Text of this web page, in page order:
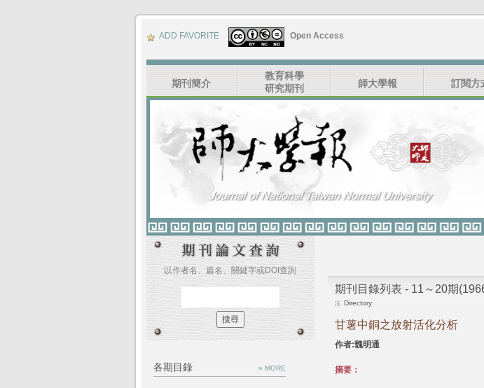
ADD FAVORITE Open Access
期刊簡介
教育科學
研究期刊
師大學報 訂閱方
以作者名、篇名、關鍵字或DOI查詢
各期目錄 » MORE
期刊目錄列表 - 11～20期
Directory
甘薯中銅之放射活化分析
作者:魏明通
摘要：